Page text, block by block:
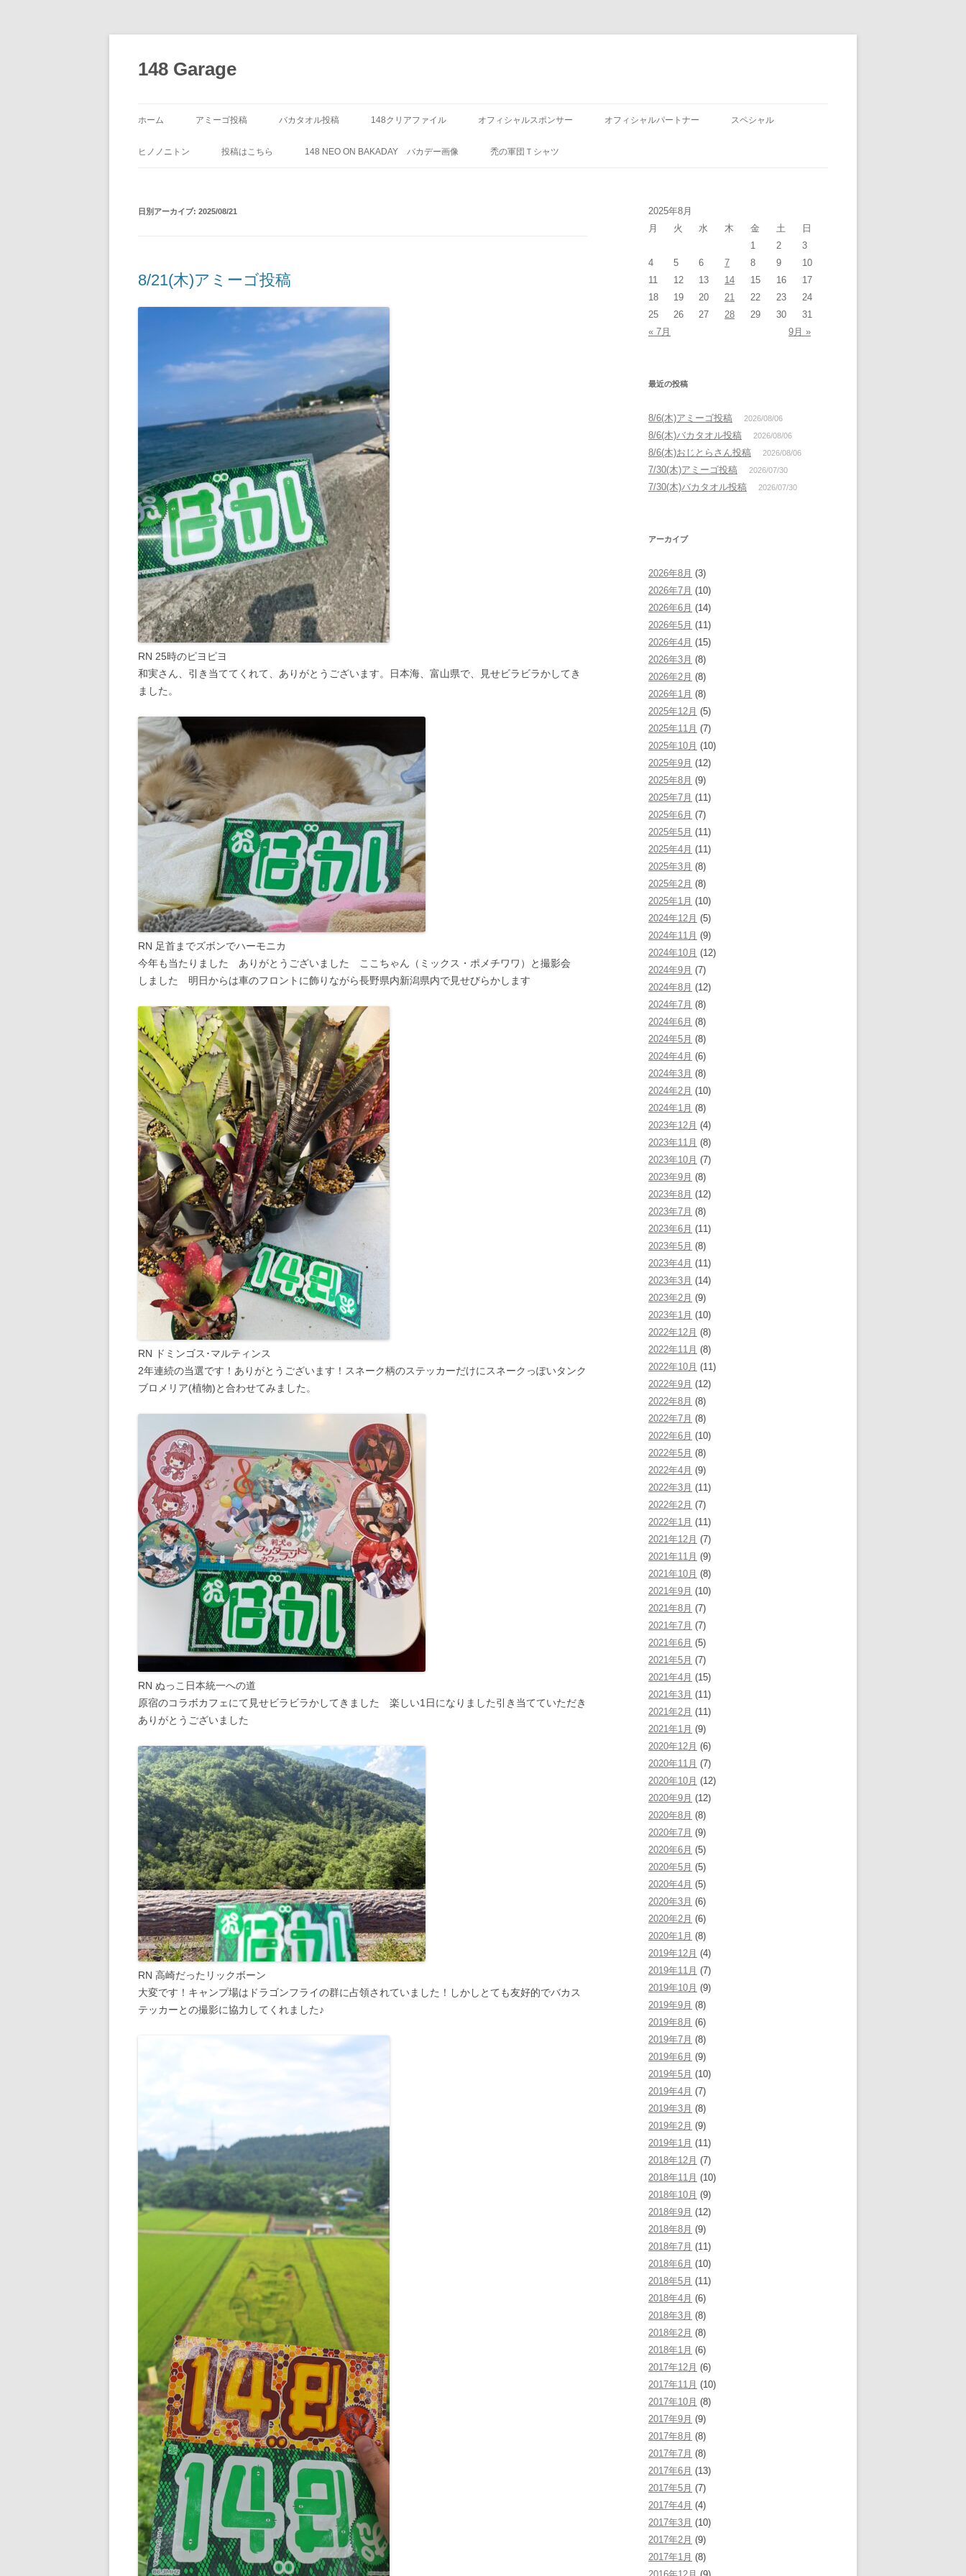
ン
ツ
ッ
148 Garage
ホーム アミーゴ投稿 バカタオル投稿 148クリアファイル オフィシャルスポンサー オフィシャルパートナー スペシャル
ヒノノニトン 投稿はこちら 148 NEO ON BAKADAY バカデー画像 禿の軍団Ｔシャツ
日別アーカイブ: 2025/08/21
8/21(木)アミーゴ投稿
RN 25時のピヨピヨ
和実さん、引き当ててくれて、ありがとうございます。日本海、富山県で、見せビラビラかしてき
ました。
RN 足首までズボンでハーモニカ
今年も当たりました ありがとうございました ここちゃん（ミックス・ポメチワワ）と撮影会
しました 明日からは車のフロントに飾りながら長野県内新潟県内で見せびらかします
RN ドミンゴス･マルティンス
2年連続の当選です！ありがとうございます！スネーク柄のステッカーだけにスネークっぽいタンク
ブロメリア(植物)と合わせてみました。
RN ぬっこ日本統一への道
原宿のコラボカフェにて見せビラビラかしてきました 楽しい1日になりました引き当てていただき
ありがとうございました
RN 高崎だったリックボーン
大変です！キャンプ場はドラゴンフライの群に占領されていました！しかしとても友好的でバカス
テッカーとの撮影に協力してくれました♪
2025年8月
月
火 水 木 金 土
日
1
2
3
4
5 6 7 8 9
10
11
12 13 14 15 16
17
18
19 20 21 22 23
24
25
26 27 28 29 30
31
« 7月
9月 »
最近の投稿
8/6(木)アミーゴ投稿 2026/08/06
8/6(木)バカタオル投稿 2026/08/06
8/6(木)おじとらさん投稿 2026/08/06
7/30(木)アミーゴ投稿 2026/07/30
7/30(木)バカタオル投稿 2026/07/30
アーカイブ
2026年8月 (3)
2026年7月 (10)
2026年6月 (14)
2026年5月 (11)
2026年4月 (15)
2026年3月 (8)
2026年2月 (8)
2026年1月 (8)
2025年12月 (5)
2025年11月 (7)
2025年10月 (10)
2025年9月 (12)
2025年8月 (9)
2025年7月 (11)
2025年6月 (7)
2025年5月 (11)
2025年4月 (11)
2025年3月 (8)
2025年2月 (8)
2025年1月 (10)
2024年12月 (5)
2024年11月 (9)
2024年10月 (12)
2024年9月 (7)
2024年8月 (12)
2024年7月 (8)
2024年6月 (8)
2024年5月 (8)
2024年4月 (6)
2024年3月 (8)
2024年2月 (10)
2024年1月 (8)
2023年12月 (4)
2023年11月 (8)
2023年10月 (7)
2023年9月 (8)
2023年8月 (12)
2023年7月 (8)
2023年6月 (11)
2023年5月 (8)
2023年4月 (11)
2023年3月 (14)
2023年2月 (9)
2023年1月 (10)
2022年12月 (8)
2022年11月 (8)
2022年10月 (11)
2022年9月 (12)
2022年8月 (8)
2022年7月 (8)
2022年6月 (10)
2022年5月 (8)
2022年4月 (9)
2022年3月 (11)
2022年2月 (7)
2022年1月 (11)
2021年12月 (7)
2021年11月 (9)
2021年10月 (8)
2021年9月 (10)
2021年8月 (7)
2021年7月 (7)
2021年6月 (5)
2021年5月 (7)
2021年4月 (15)
2021年3月 (11)
2021年2月 (11)
2021年1月 (9)
2020年12月 (6)
2020年11月 (7)
2020年10月 (12)
2020年9月 (12)
2020年8月 (8)
2020年7月 (9)
2020年6月 (5)
2020年5月 (5)
2020年4月 (5)
2020年3月 (6)
2020年2月 (6)
2020年1月 (8)
2019年12月 (4)
2019年11月 (7)
2019年10月 (9)
2019年9月 (8)
2019年8月 (6)
2019年7月 (8)
2019年6月 (9)
2019年5月 (10)
2019年4月 (7)
2019年3月 (8)
2019年2月 (9)
2019年1月 (11)
2018年12月 (7)
2018年11月 (10)
2018年10月 (9)
2018年9月 (12)
2018年8月 (9)
2018年7月 (11)
2018年6月 (10)
2018年5月 (11)
2018年4月 (6)
2018年3月 (8)
2018年2月 (8)
2018年1月 (6)
2017年12月 (6)
2017年11月 (10)
2017年10月 (8)
2017年9月 (9)
2017年8月 (8)
2017年7月 (8)
2017年6月 (13)
2017年5月 (7)
2017年4月 (4)
2017年3月 (10)
2017年2月 (9)
2017年1月 (8)